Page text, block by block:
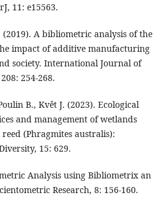
11: e15563.
(2019). A bibliometric analysis of the
impact of additive manufacturing
society. International Journal of
254‑268.
B., Květ J. (2023). Ecological
and management of wetlands
(Phragmites australis):
15: 629.
Analysis using Bibliometrix an
Research, 8: 156‑160.